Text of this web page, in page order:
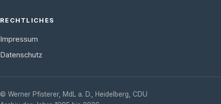
RECHTLICHES
Impressum
Datenschutz
© Werner Pfisterer, MdL a. D., Heidelberg, CDU